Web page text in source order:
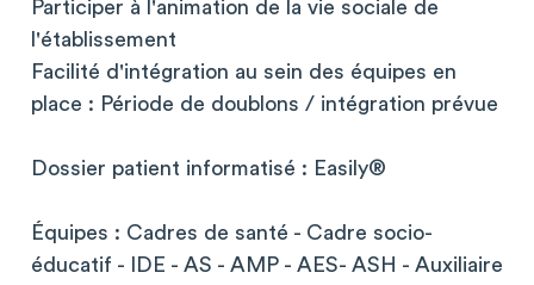
Participer à l'animation de la vie sociale de
l'établissement
Facilité d'intégration au sein des équipes en
place : Période de doublons / intégration prévue
Dossier patient informatisé : Easily®
Équipes : Cadres de santé - Cadre socio-
éducatif - IDE - AS - AMP - AES- ASH - Auxiliaire